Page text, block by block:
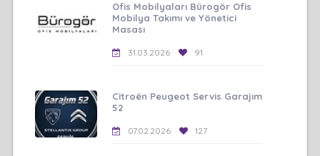
Ofis Mobilyaları Bürogör Ofis
Mobilya Takımı ve Yönetici
Masası
31.03.2026 91
Citroën Peugeot Servis Garajım
52
07.02.2026 127